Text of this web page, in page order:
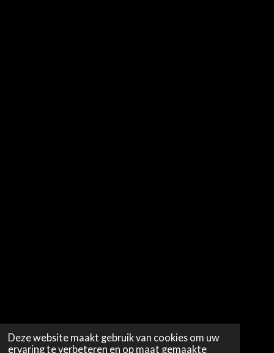
Deze website maakt gebruik van cookies om uw
ervaring te verbeteren en op maat gemaakte